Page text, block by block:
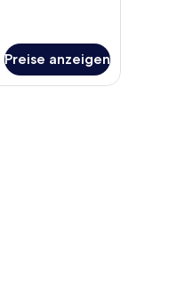
Preise anzeigen